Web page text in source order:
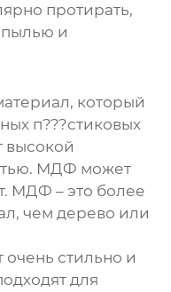
протирать,
пылью и
который
п???стиковых
высокой
МДФ может
МДФ – это более
чем дерево или
стильно и
для